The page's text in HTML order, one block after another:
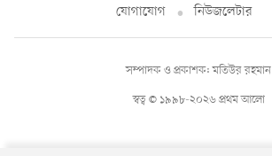
যোগাযোগ
নিউজলেটার
স্বত্ব © ১৯৯৮-২০২৬ প্রথম আলো
সম্পাদক ও প্রকাশক: মতিউর রহমান